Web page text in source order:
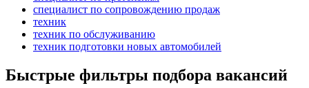
специалист по сопровождению продаж
техник
техник по обслуживанию
техник подготовки новых автомобилей
Быстрые фильтры подбора вакансий